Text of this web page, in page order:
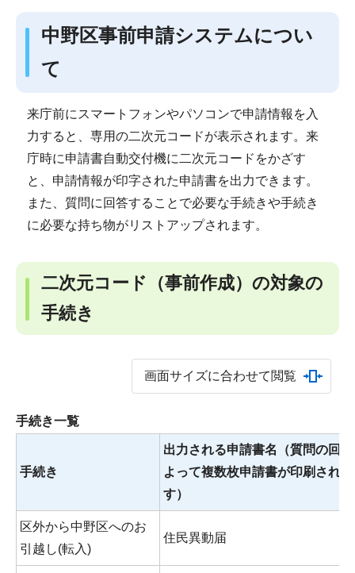
中野区事前申請システムについ
て
来庁前にスマートフォンやパソコンで申請情報を入
力すると、専用の二次元コードが表示されます。来
庁時に申請書自動交付機に二次元コードをかざす
と、申請情報が印字された申請書を出力できます。
また、質問に回答することで必要な手続きや手続き
に必要な持ち物がリストアップされます。
二次元コード（事前作成）の対象の
手続き
画面サイズに合わせて閲覧
手続き一覧
手続き
出力される申請書名（質問の回
よって複数枚申請書が印刷されま
す）
区外から中野区へのお
引越し(転入)
住民異動届